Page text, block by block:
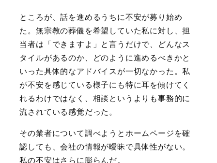
ところが、話を進めるうちに不安が募り始め
た。無宗教の葬儀を希望していた私に対し、担
当者は「できますよ」と言うだけで、どんなス
タイルがあるのか、どのように進めるべきかと
いった具体的なアドバイスが一切なかった。私
が不安を感じている様子にも特に耳を傾けてく
れるわけではなく、相談というよりも事務的に
流されている感覚だった。
その業者について調べようとホームページを確
認しても、会社の情報が曖昧で具体性がない。
私の不安はさらに膨らんだ。